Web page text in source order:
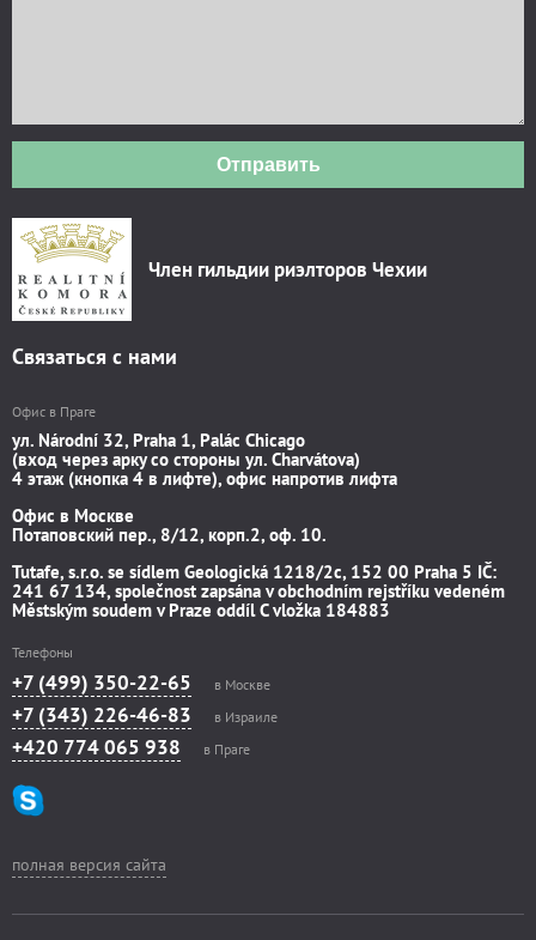
Отправить
Член гильдии риэлторов Чехии
Связаться с нами
Офис в Праге
ул. Národní 32, Praha 1, Palác Chicago
(вход через арку со стороны ул. Charvátova)
4 этаж (кнопка 4 в лифте), офис напротив лифта
Офис в Москве
Потаповский пер., 8/12, корп.2, оф. 10.
Tutafe, s.r.o. se sídlem Geologická 1218/2c, 152 00 Praha 5 IČ:
241 67 134, společnost zapsána v obchodním rejstříku vedeném
Městským soudem v Praze oddíl C vložka 184883
Телефоны
+7 (499) 350-22-65 в Москве
+7 (343) 226-46-83 в Израиле
+420 774 065 938 в Праге
полная версия сайта